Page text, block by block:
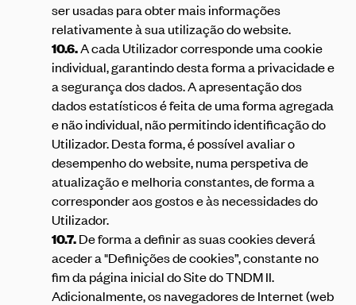
ser usadas para obter mais informações
relativamente à sua utilização do website.
10.6.A cada Utilizador corresponde uma cookie
individual, garantindo desta forma a privacidade e
a segurança dos dados. A apresentação dos
dados estatísticos é feita de uma forma agregada
e não individual, não permitindo identificação do
Utilizador. Desta forma, é possível avaliar o
desempenho do website, numa perspetiva de
atualização e melhoria constantes, de forma a
corresponder aos gostos e às necessidades do
Utilizador.
10.7.De forma a definir as suas cookies deverá
aceder a "Definições de cookies”, constante no
fim da página inicial do Site do TNDM II.
Adicionalmente, os navegadores de Internet (web